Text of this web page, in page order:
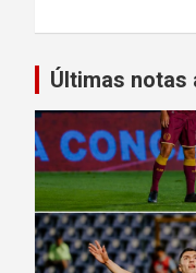
entradas
Últimas notas